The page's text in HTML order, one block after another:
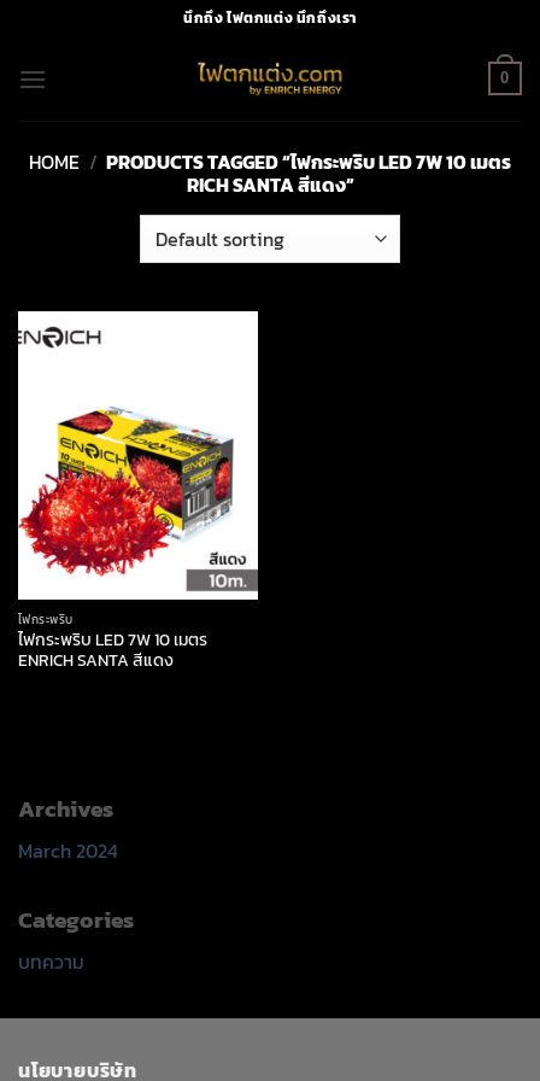
content
นึกถึง ไฟตกแต่ง นึกถึงเรา
0
HOME / PRODUCTS TAGGED “ไฟกระพริบ LED 7W 10 เมตร
RICH SANTA สีแดง”
ไฟกระพริบ
ไฟกระพริบ LED 7W 10 เมตร
ENRICH SANTA สีแดง
Archives
March 2024
Categories
บทความ
นโยบายบริษัท